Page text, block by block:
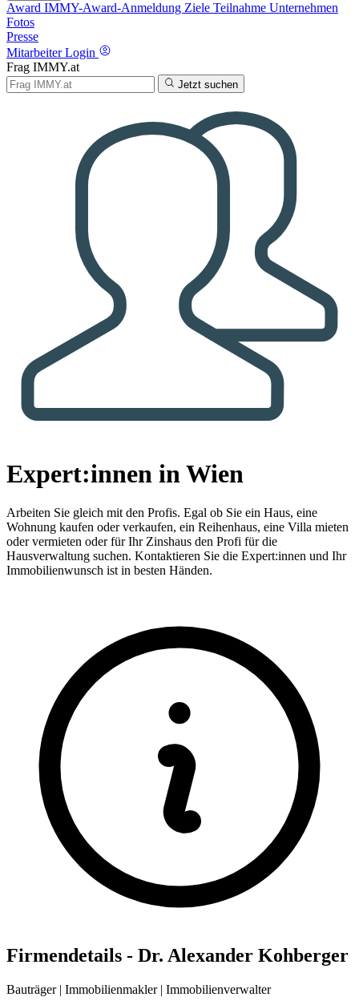
Award IMMY-Award-Anmeldung Ziele Teilnahme Unternehmen
Fotos
Presse
Mitarbeiter Login
Frag IMMY.at
Jetzt suchen
Expert:innen in Wien
Arbeiten Sie gleich mit den Profis. Egal ob Sie ein Haus, eine
Wohnung kaufen oder verkaufen, ein Reihenhaus, eine Villa mieten
oder vermieten oder für Ihr Zinshaus den Profi für die
Hausverwaltung suchen. Kontaktieren Sie die Expert:innen und Ihr
Immobilienwunsch ist in besten Händen.
Firmendetails - Dr. Alexander Kohberger
Bauträger | Immobilienmakler | Immobilienverwalter